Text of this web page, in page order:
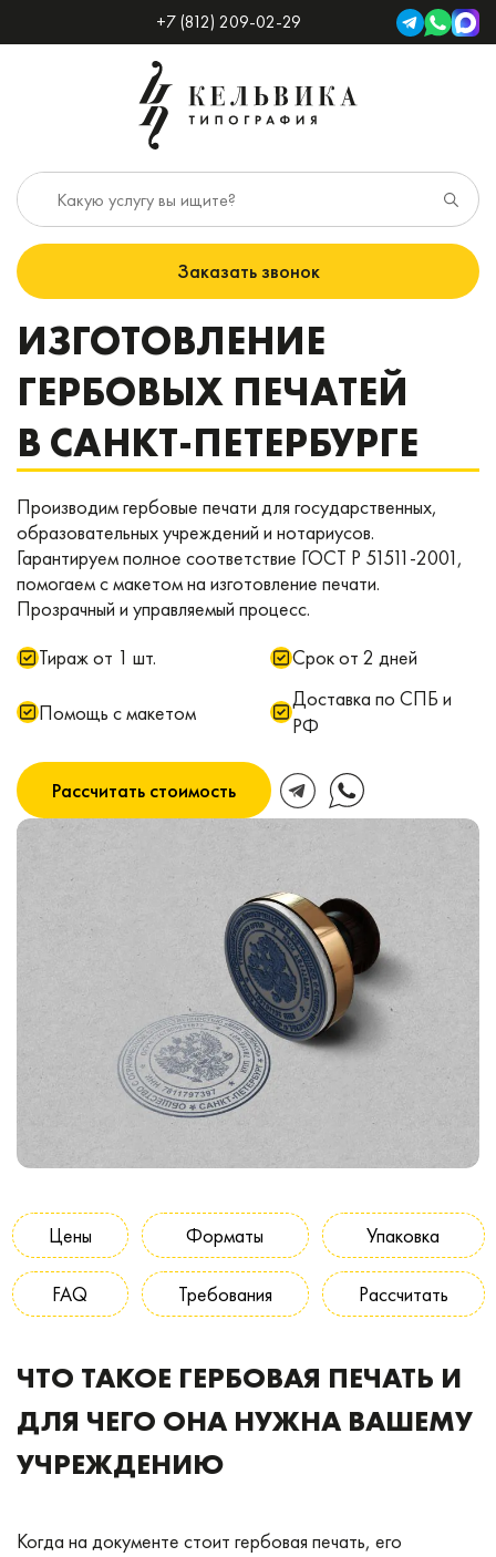
+7 (812) 209-02-29
Заказать звонок
ИЗГОТОВЛЕНИЕ
ГЕРБОВЫХ ПЕЧАТЕЙ
В САНКТ-ПЕТЕРБУРГЕ
Производим гербовые печати для государственных,
образовательных учреждений и нотариусов.
Гарантируем полное соответствие ГОСТ Р 51511-2001,
помогаем с макетом на изготовление печати.
Прозрачный и управляемый процесс.
Тираж от 1 шт.
Срок от 2 дней
Помощь с макетом
Доставка по СПБ и
РФ
Рассчитать стоимость
Цены Форматы Упаковка
FAQ Требования Рассчитать
ЧТО ТАКОЕ ГЕРБОВАЯ ПЕЧАТЬ И
ДЛЯ ЧЕГО ОНА НУЖНА ВАШЕМУ
УЧРЕЖДЕНИЮ
Когда на документе стоит гербовая печать, его